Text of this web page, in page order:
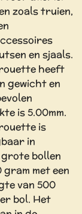
zoals truien,
en sjaals.
heeft
gewicht en
is 5.00mm.
is
in
bollen
gram met een
van 500
bol. Het